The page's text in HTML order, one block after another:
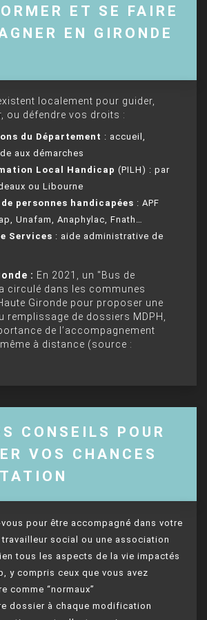
ET SE FAIRE
EN GIRONDE
localement pour guider,
ou défendre vos droits :
du Département : accueil,
aux démarches
Local Handicap (PILH) : par
ou Libourne
personnes handicapées : APF
Unafam, Anaphylac, Fnath…
Services : aide administrative de
: En 2021, un "Bus de
circulé dans les communes
Gironde pour proposer une
remplissage de dossiers MDPH,
de l’accompagnement
à distance (source :
CONSEILS POUR
VOS CHANCES
pour être accompagné dans votre
social ou une association
tous les aspects de la vie impactés
y compris ceux que vous avez
comme “normaux”
dossier à chaque modification